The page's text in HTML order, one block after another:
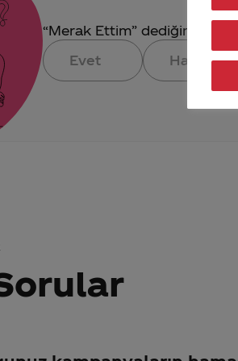
“Merak Ettim” dediğin
Evet
Hayır